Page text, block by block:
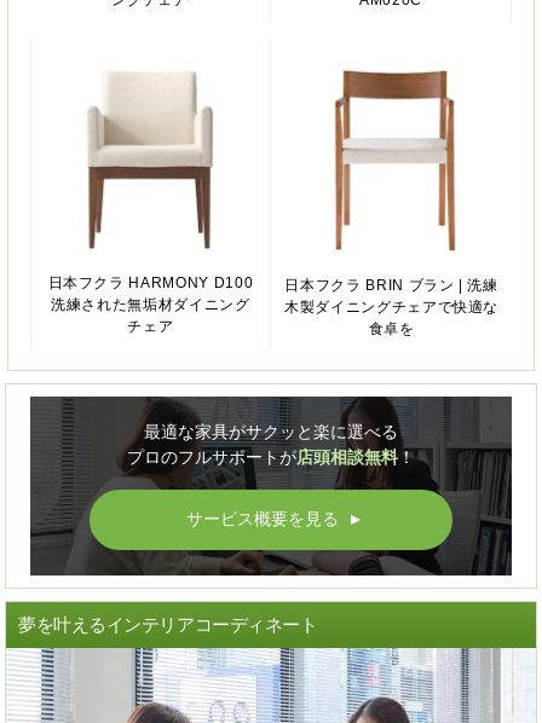
日本フクラ HARMONY D100
洗練された無垢材ダイニング
チェア
日本フクラ BRIN ブラン | 洗練
木製ダイニングチェアで快適な
食卓を
最適な家具がサクッと楽に選べる
プロのフルサポートが店頭相談無料！
サービス概要を見る ▲
夢を叶えるインテリアコーディネート